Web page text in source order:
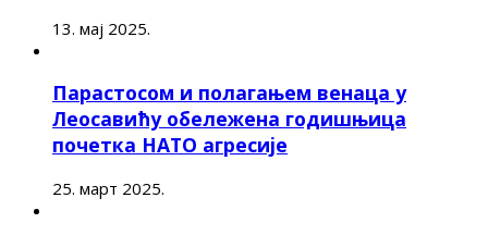
13. мај 2025.
Парастосом и полагањем венаца у
Леосавићу обележена годишњица
почетка НАТО агресије
25. март 2025.